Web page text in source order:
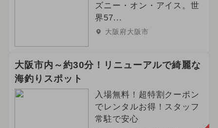
ズニー・オン・アイス。世
界57...
大阪府大阪市
大阪市内～約30分！リニューアルで綺麗な
海釣りスポット
入場無料！超特割クーポン
でレンタルお得！スタッフ
常駐で安心